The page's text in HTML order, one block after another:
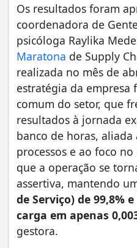
Os resultados foram
coordenadora de
psicóloga Raylika
Maratona de Supply
realizada no mês de
estratégia da empresa
comum do setor, que
resultados à jornada
banco de horas, aliada
processos e ao foco
que a operação se
assertiva, mantendo
de Serviço) de 99,8%
carga em apenas
gestora.